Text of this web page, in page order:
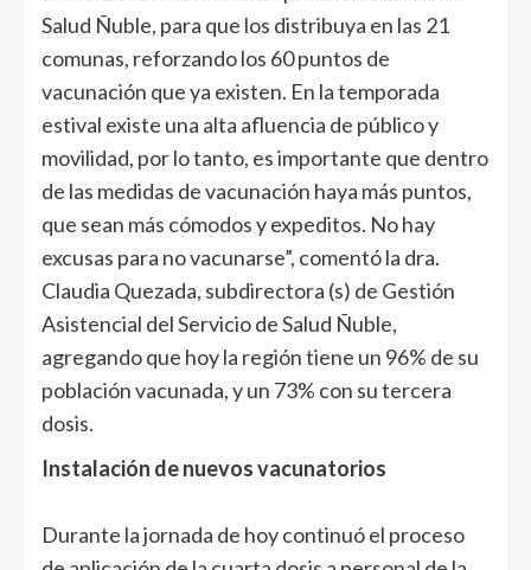
Salud Ñuble, para que los distribuya en las 21
comunas, reforzando los 60 puntos de
vacunación que ya existen. En la temporada
estival existe una alta afluencia de público y
movilidad, por lo tanto, es importante que dentro
de las medidas de vacunación haya más puntos,
que sean más cómodos y expeditos. No hay
excusas para no vacunarse”, comentó la dra.
Claudia Quezada, subdirectora (s) de Gestión
Asistencial del Servicio de Salud Ñuble,
agregando que hoy la región tiene un 96% de su
población vacunada, y un 73% con su tercera
dosis.
Instalación de nuevos vacunatorios
Durante la jornada de hoy continuó el proceso